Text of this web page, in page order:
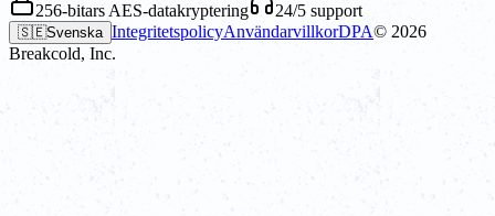
256-bitars AES-datakryptering 24/5 support
🇸🇪Svenska IntegritetspolicyAnvändarvillkorDPA© 2026
Breakcold, Inc.